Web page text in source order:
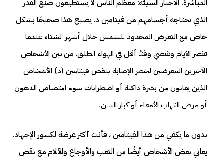
المباشرة. الأخبار السيئة: معظم الناس لا يستطيعون صنع القدر
الذي تحتاجه أجسامهم من فيتامين د. يصبح هذا صحيحًا بشكل
خاص مع التعرض المحدود للشمس خلال أشهر الشتاء عندما
تقصر الأيام وتقضي وقتًا أقل في الهواء الطلق. من بين الأشخاص
الآخرين المعرضين لخطر الإصابة بنقص فيتامين (د) الأشخاص
الذين يعانون من بشرة داكنة أو اضطرابات سوء امتصاص الدهون
أو مرض التهاب الأمعاء أو كبار السن.
بدون ما يكفي من هذا الفيتامين ، فأنت أكثر عرضة لكسور الإجهاد.
يعاني بعض الأشخاص أيضًا من التعب والأوجاع والآلام مع نقص